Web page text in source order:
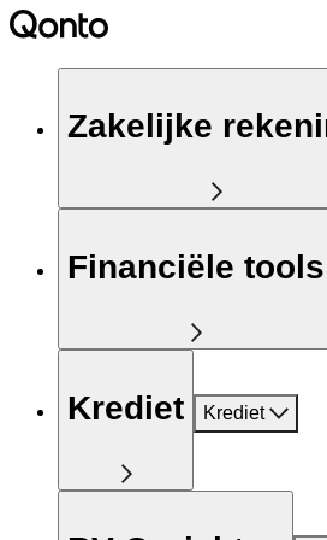
Zakelijke
Financiële tools
Krediet Krediet